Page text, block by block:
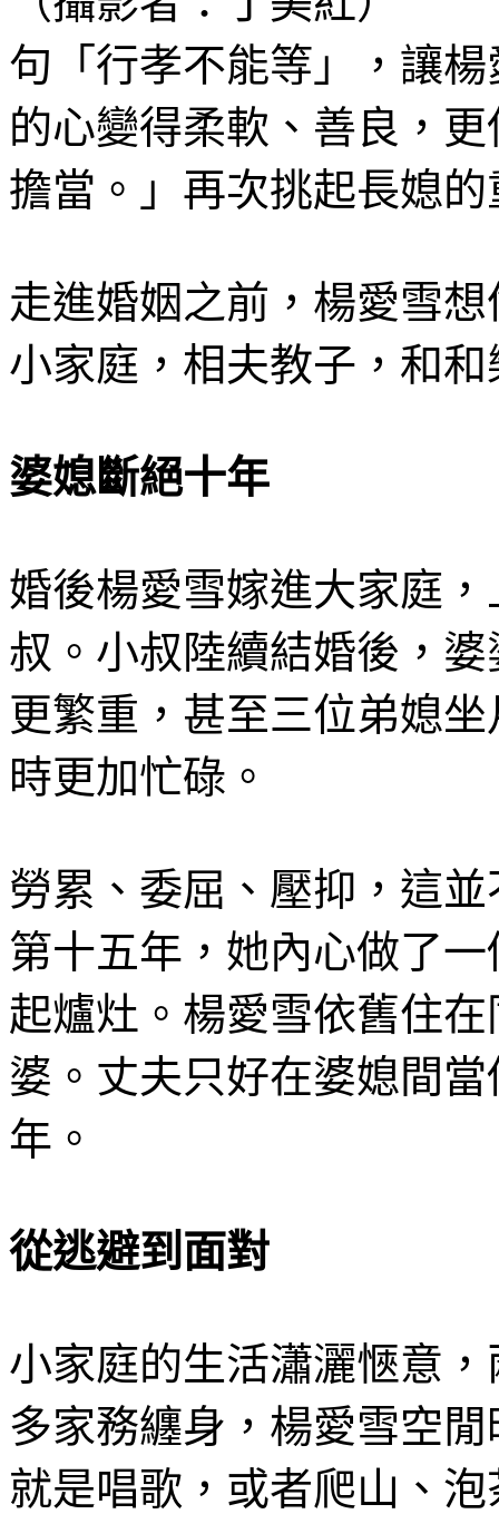
句「行孝不能等」，讓
的心變得柔軟、善良，
擔當。」再次挑起長媳
走進婚姻之前，楊愛雪
小家庭，相夫教子，和
婆媳斷絕十年
婚後楊愛雪嫁進大家庭
叔。小叔陸續結婚後，
更繁重，甚至三位弟媳
時更加忙碌。
勞累、委屈、壓抑，這
第十五年，她內心做了
起爐灶。楊愛雪依舊住
婆。丈夫只好在婆媳間
年。
從逃避到面對
小家庭的生活瀟灑愜意
多家務纏身，楊愛雪空
就是唱歌，或者爬山、